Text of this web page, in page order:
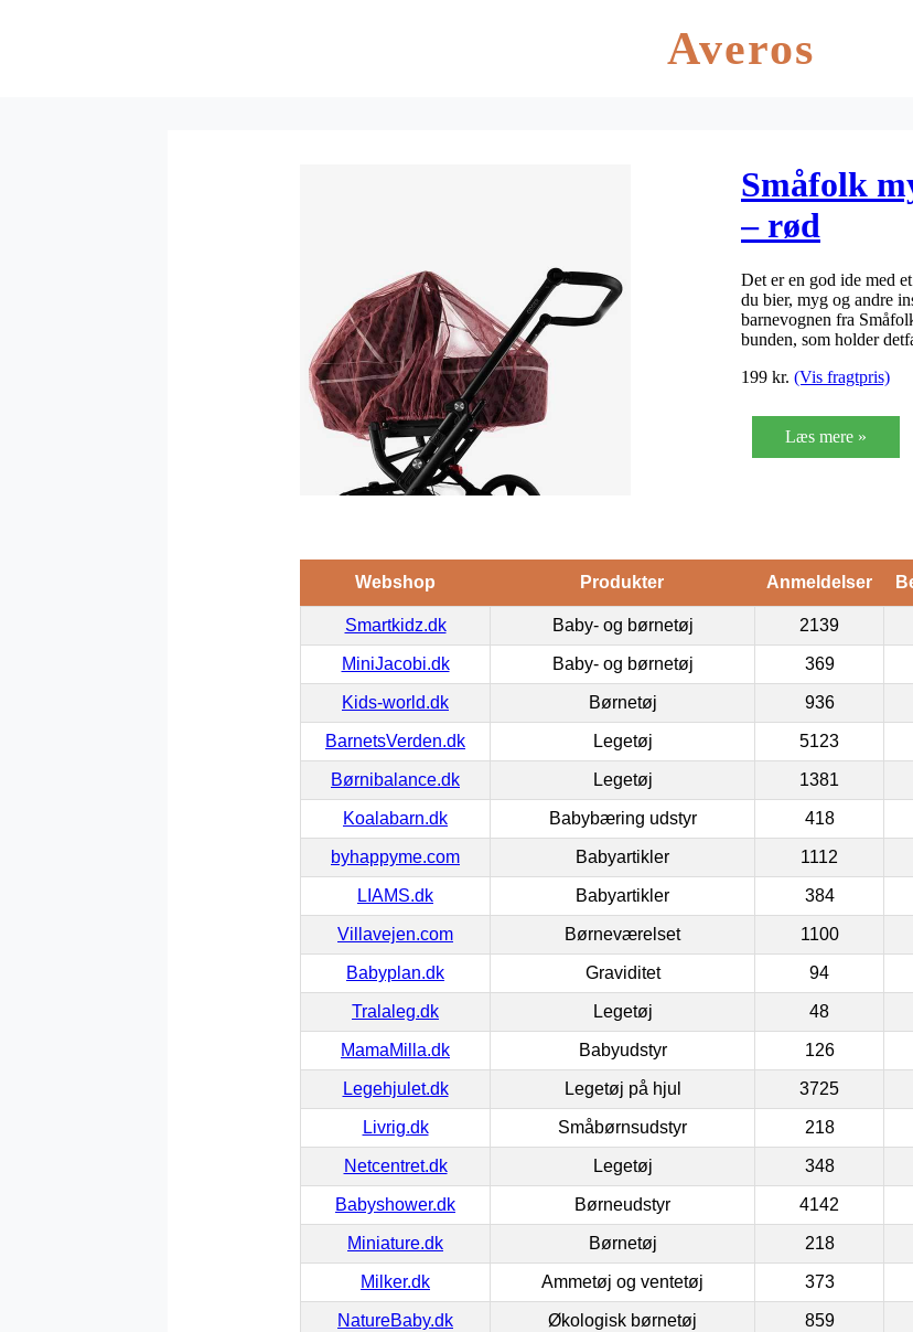
Averos
Småfolk
– rød
Det er en god ide med
du bier, myg og andre
barnevognen fra
bunden, som holder
199 kr. (Vis fragtpris)
Læs mere »
Webshop Produkter Anmeldelser
Smartkidz.dk Baby- og børnetøj 2139
MiniJacobi.dk Baby- og børnetøj 369
Kids-world.dk Børnetøj 936
BarnetsVerden.dk Legetøj 5123
Børnibalance.dk Legetøj 1381
Koalabarn.dk Babybæring udstyr 418
byhappyme.com Babyartikler 1112
LIAMS.dk Babyartikler 384
Villavejen.com Børneværelset 1100
Babyplan.dk Graviditet 94
Tralaleg.dk Legetøj 48
MamaMilla.dk Babyudstyr 126
Legehjulet.dk Legetøj på hjul 3725
Livrig.dk Småbørnsudstyr 218
Netcentret.dk Legetøj 348
Babyshower.dk Børneudstyr 4142
Miniature.dk Børnetøj 218
Milker.dk Ammetøj og ventetøj 373
NatureBaby.dk Økologisk børnetøj 859